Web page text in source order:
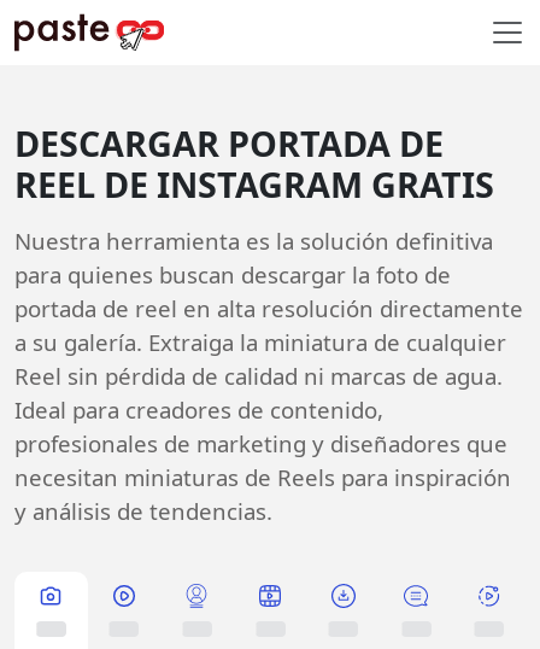
DESCARGAR PORTADA DE
REEL DE INSTAGRAM GRATIS
Nuestra herramienta es la solución definitiva
para quienes buscan descargar la foto de
portada de reel en alta resolución directamente
a su galería. Extraiga la miniatura de cualquier
Reel sin pérdida de calidad ni marcas de agua.
Ideal para creadores de contenido,
profesionales de marketing y diseñadores que
necesitan miniaturas de Reels para inspiración
y análisis de tendencias.